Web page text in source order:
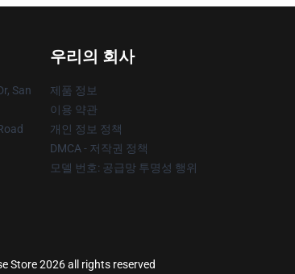
San
우리의 회사
제품 정보
이용 약관
개인 정보 정책
DMCA - 저작권 정책
모델 번호: 공급망 투명성 행위
Store 2026 all rights reserved